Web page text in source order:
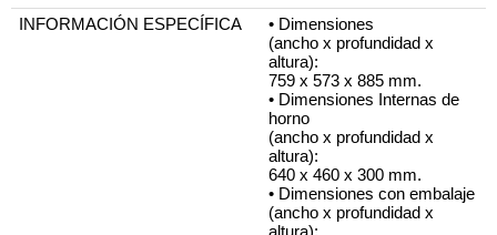
INFORMACIÓN ESPECÍFICA
• Dimensiones
(ancho x profundidad x
altura):
759 x 573 x 885 mm.
• Dimensiones Internas de
horno
(ancho x profundidad x
altura):
640 x 460 x 300 mm.
• Dimensiones con embalaje
(ancho x profundidad x